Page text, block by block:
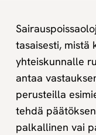
Digikirja
määrä
tasaisesti, mistä
yhteiskunnalle
antaa
perusteilla
tehdä
palkallinen vai